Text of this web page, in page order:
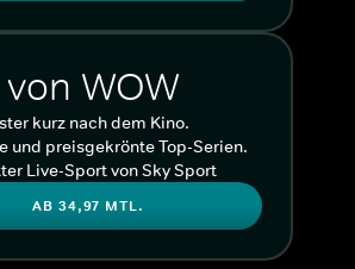
WOW
kurz nach dem Kino.
und preisgekrönte Top-Serien.
Live-Sport von Sky Sport
AB 34,97 MTL.